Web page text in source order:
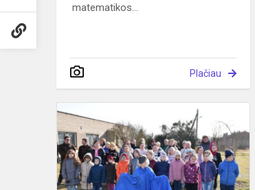
matematikos...
Plačiau